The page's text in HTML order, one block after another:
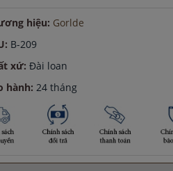
hiệu: Gorlde
B-209
xứ: Đài loan
hành: 24 tháng